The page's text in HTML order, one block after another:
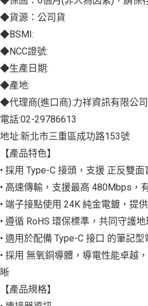
◆貨源：公司貨
◆BSMI:
◆NCC證號:
◆生產日期:
◆產地:
◆代理商(進口商):力祥資訊有限公司
電話:02-29786613
地址:新北市三重區成功路153號
【產品特色】
• 採用 Type-C 接頭，支援 正反雙
• 高速傳輸，支援最高 480Mbps，
• 端子接點使用 24K 純金電鍍，提
• 遵循 RoHS 環保標準，共同守護
• 適用於配備 Type-C 接口 的筆記
• 採用 無氧銅導體，導電性能卓越
晰
【產品規格】